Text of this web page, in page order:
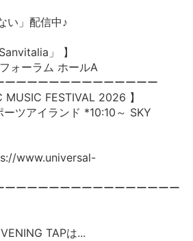
い」配信中♪
」 】
ォーラム ホールA
ーーーーーーーーーーーーーー
MUSIC FESTIVAL 2026 】
ツアイランド *10:10～ SKY
www.universal-
ーーーーーーーーーーーーーーーー
TAPは...